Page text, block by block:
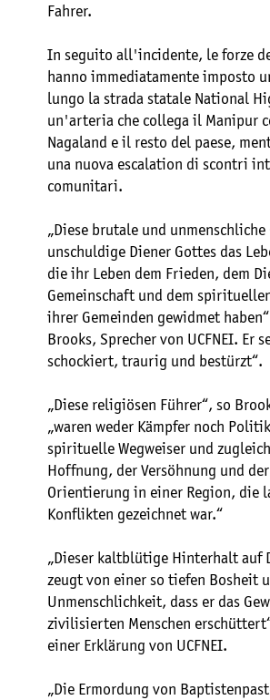
Fahrer.
In seguito all'incidente, le forze
hanno immediatamente imposto
lungo la strada statale National
un'arteria che collega il Manipur
Nagaland e il resto del paese,
una nuova escalation di scontri
comunitari.
„Diese brutale und
unschuldige Diener Gottes das
die ihr Leben dem Frieden, dem
Gemeinschaft und dem
ihrer Gemeinden gewidmet
Brooks, Sprecher von UCFNEI. Er
schockiert, traurig und bestürzt“.
„Diese religiösen Führer“, so
„waren weder Kämpfer noch
spirituelle Wegweiser und
Hoffnung, der Versöhnung und
Orientierung in einer Region, die
Konflikten gezeichnet war.“
„Dieser kaltblütige Hinterhalt auf
zeugt von einer so tiefen Bosheit
Unmenschlichkeit, dass er das
zivilisierten Menschen
einer Erklärung von UCFNEI.
„Die Ermordung von